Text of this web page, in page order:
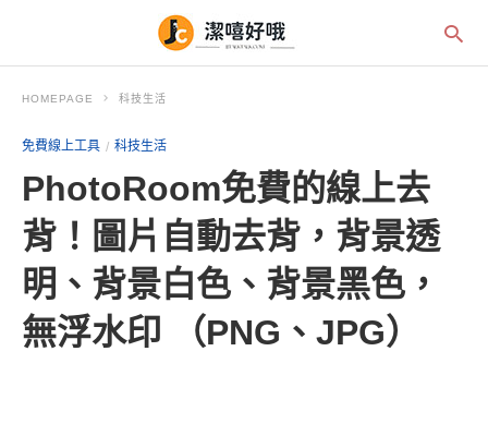
HOMEPAGE 科技生活
免費線上工具 科技生活
PhotoRoom免費的線上去
背！圖片自動去背，背景透
明、背景白色、背景黑色，
無浮水印 （PNG、JPG）